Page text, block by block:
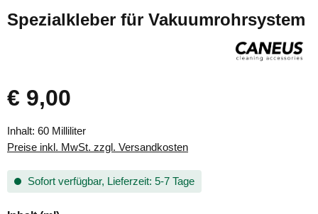
Spezialkleber für Vakuumrohrsystem
€ 9,00
Inhalt: 60 Milliliter
Preise inkl. MwSt. zzgl. Versandkosten
Sofort verfügbar, Lieferzeit: 5-7 Tage